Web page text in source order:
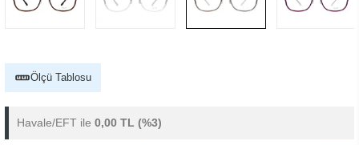
Ölçü Tablosu
Havale/EFT ile 0,00 TL (%3)